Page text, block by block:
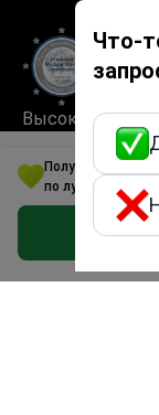
Получите
по лучшей цене
Что-
Высокие
безопасности